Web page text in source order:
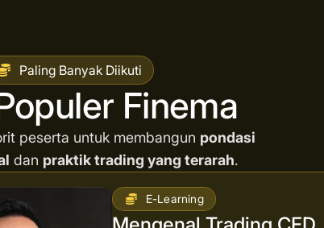
Paling Banyak Diikuti
Finema
peserta untuk membangun pondasi
dan praktik trading yang terarah.
E-Learning